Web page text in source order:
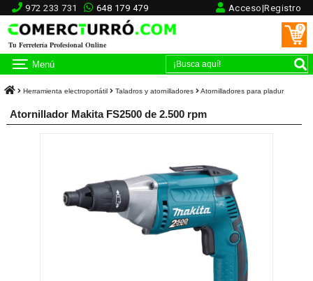
972 233 731 648 179 479 Acceso|Registro
Tu Ferretería Profesional Online
0
Menú
Herramienta electroportátil Taladros y atornilladores Atornilladores para pladur
Atornillador Makita FS2500 de 2.500 rpm